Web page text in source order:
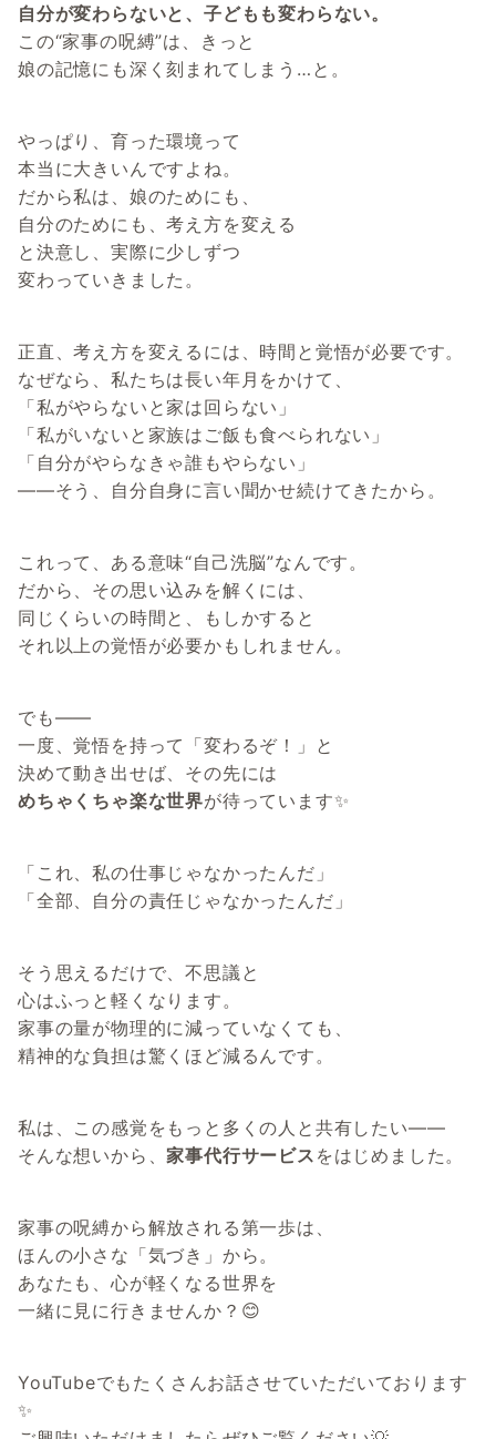
自分が変わらないと、子どもも変わらない。
この“家事の呪縛”は、きっと
娘の記憶にも深く刻まれてしまう…と。
やっぱり、育った環境って
本当に大きいんですよね。
だから私は、娘のためにも、
自分のためにも、考え方を変える
と決意し、実際に少しずつ
変わっていきました。
正直、考え方を変えるには、時間と覚悟が必要です。
なぜなら、私たちは長い年月をかけて、
「私がやらないと家は回らない」
「私がいないと家族はご飯も食べられない」
「自分がやらなきゃ誰もやらない」
――そう、自分自身に言い聞かせ続けてきたから。
これって、ある意味“自己洗脳”なんです。
だから、その思い込みを解くには、
同じくらいの時間と、もしかすると
それ以上の覚悟が必要かもしれません。
でも――
一度、覚悟を持って「変わるぞ！」と
決めて動き出せば、その先には
めちゃくちゃ楽な世界が待っています✨
「これ、私の仕事じゃなかったんだ」
「全部、自分の責任じゃなかったんだ」
そう思えるだけで、不思議と
心はふっと軽くなります。
家事の量が物理的に減っていなくても、
精神的な負担は驚くほど減るんです。
私は、この感覚をもっと多くの人と共有したい――
そんな想いから、家事代行サービス をはじめました。
家事の呪縛から解放される第一歩は、
ほんの小さな「気づき」から。
あなたも、心が軽くなる世界を
一緒に見に行きませんか？😊
YouTubeでもたくさんお話させていただいております
✨